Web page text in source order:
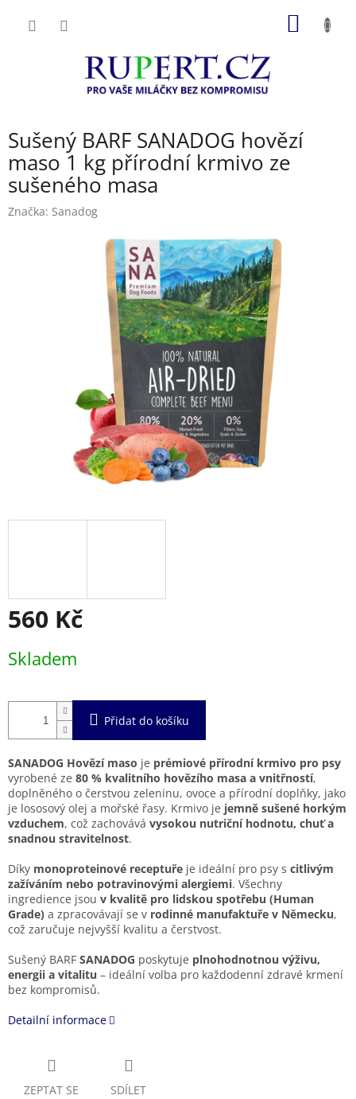
Sušený BARF SANADOG hovězí
maso 1 kg přírodní krmivo ze
sušeného masa
Značka: Sanadog
560 Kč
cena:
Skladem
Přidat do košíku
SANADOG Hovězí maso je prémiové přírodní krmivo pro psy
vyrobené ze 80 % kvalitního hovězího masa a vnitřností,
doplněného o čerstvou zeleninu, ovoce a přírodní doplňky, jako
je lososový olej a mořské řasy. Krmivo je jemně sušené horkým
vzduchem, což zachovává vysokou nutriční hodnotu, chuť a
snadnou stravitelnost.
Díky monoproteinové receptuře je ideální pro psy s citlivým
zažíváním nebo potravinovými alergiemi. Všechny
ingredience jsou v kvalitě pro lidskou spotřebu (Human
Grade) a zpracovávají se v rodinné manufaktuře v Německu,
což zaručuje nejvyšší kvalitu a čerstvost.
Sušený BARF SANADOG poskytuje plnohodnotnou výživu,
energii a vitalitu – ideální volba pro každodenní zdravé krmení
bez kompromisů.
Detailní informace
ZEPTAT SE SDÍLET